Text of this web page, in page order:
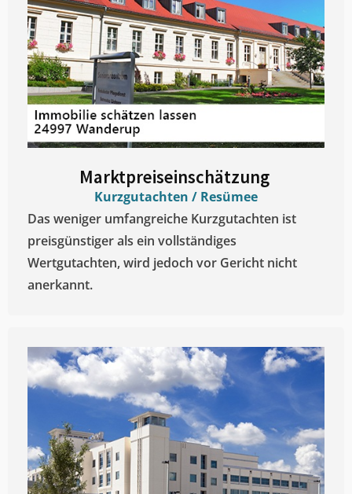
Marktpreiseinschätzung ​
Kurzgutachten / Resümee
Das weniger umfangreiche Kurzgutachten ist
preisgünstiger als ein vollständiges
Wertgutachten, wird jedoch vor Gericht nicht
anerkannt.